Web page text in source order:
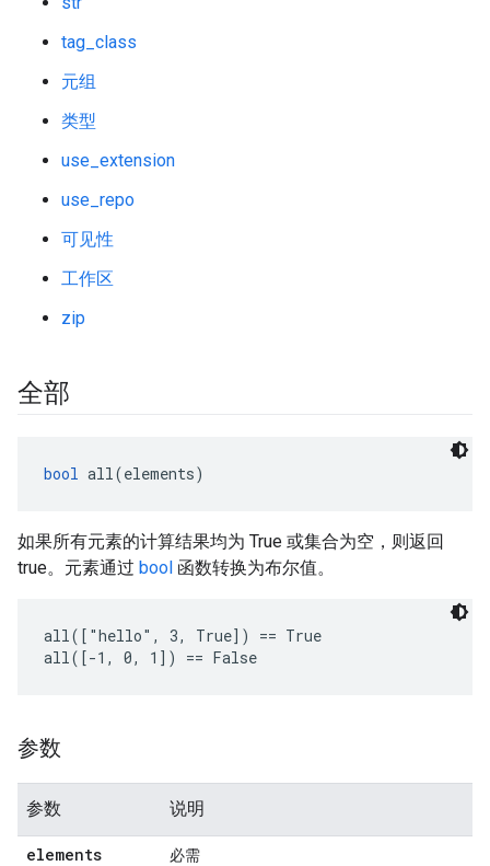
tag_class
元组
类型
use_extension
use_repo
可见性
工作区
zip
全部
bool all(elements)
如果所有元素的计算结果均为 True 或集合为空，则返回
true。元素通过 bool 函数转换为布尔值。
all(["hello", 3, True]) == True
all([-1, 0, 1]) == False
参数
参数 说明
elements
必需